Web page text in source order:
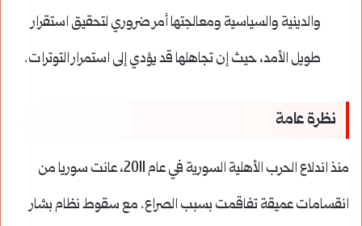
والدينية والسياسية ومعالجتها أمر ضروري لتحقيق استقرار
طويل الأمد، حيث إن تجاهلها قد يؤدي إلى استمرار التوترات.
نظرة عامة
منذ اندلاع الحرب الأهلية السورية في عام 2011، عانت سوريا من
انقسامات عميقة تفاقمت بسبب الصراع. مع سقوط نظام بشار